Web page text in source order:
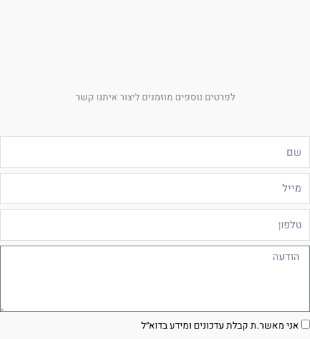
לפרטים נוספים מוזמנים ליצור איתנו קשר
אני מאשר.ת קבלת עדכונים ומידע בדוא״ל